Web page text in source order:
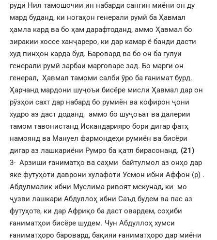
руди Нил тамошочии ин набарди сангин миёни он ду
мард буданд, ки ногаҳон генерали румӣ ба Ҳавмал
ҳамла кард ва бо ҳам дарафтоданд, аммо Ҳавмал бо
зиракии хоссе ханҷареро, ки дар камар ё банди дасти
худ пинҳон карда буд. Баровард ва бо он ба гулуи
генерали румӣ зарбаи марговаре зад. Бо марги он
генерал, Ҳавмал тамоми салби ўро ба ғанимат бурд.
Ҳарчанд мардони шуҷоъи бисёре мисли Ҳавмал дар он
рўзҳои сахт дар набард бо румиён ва кофирон ҷони
худро аз даст доданд, аммо бо шуҷоъат ва далерии
тамом тавонистанд Искандарияро бори дигар фатҳ
намоянд ва Мануел фармондеҳи румиён ва бисёри
дигар аз лашкариёни Румро ба қатл бирасонанд. (21)
3- Арзиши ғаниматҳо ва саҳми байтулмол аз онҳо дар
яке футуҳоти даврони хулафоти Усмон ибни Аффон (р) .
Абдулмалик ибни Муслима ривоят мекунад, ки мо
ҷузви лашкари Абдуллоҳ ибни Саъд будем ва пас аз
футуҳоте, ки дар Африқо ба даст овардем, соҳиби
ғаниматҳои бисёре шудем. Чун Абдуллоҳ хумси
ғаниматҳоро баровард, бақияи ғаниматҳоро дар миёни